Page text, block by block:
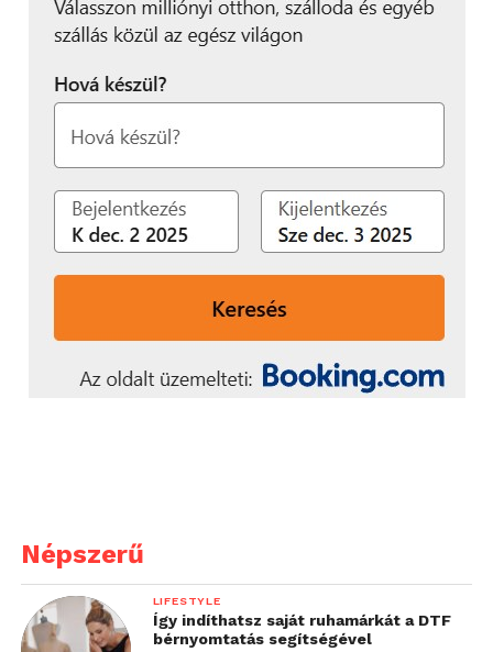
Népszerű
LIFESTYLE
Így indíthatsz saját ruhamárkát a DTF
bérnyomtatás segítségével